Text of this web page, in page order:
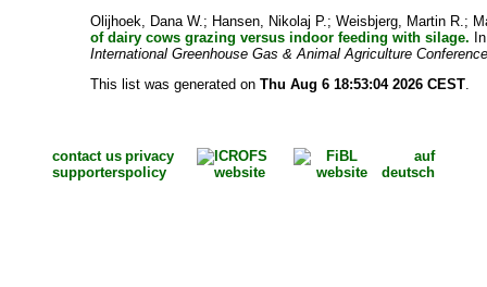
Olijhoek, Dana W.; Hansen, Nikolaj P.;Weisbjerg, Martin R.;
of dairy cows grazing versus indoor feeding with silage.
International Greenhouse Gas & Animal Agriculture
This list was generated onThu Aug 6 18:53:04 2026 CEST.
contact us
supporters
privacy
policy
auf
deutsch